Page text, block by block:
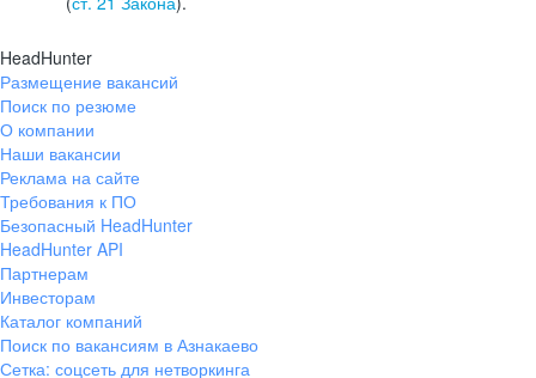
HeadHunter
Размещение вакансий
Поиск по резюме
О компании
Наши вакансии
Реклама на сайте
Требования к ПО
Безопасный HeadHunter
HeadHunter API
Партнерам
Инвесторам
Каталог компаний
Поиск по вакансиям в Азнакаево
Сетка: соцсеть для нетворкинга